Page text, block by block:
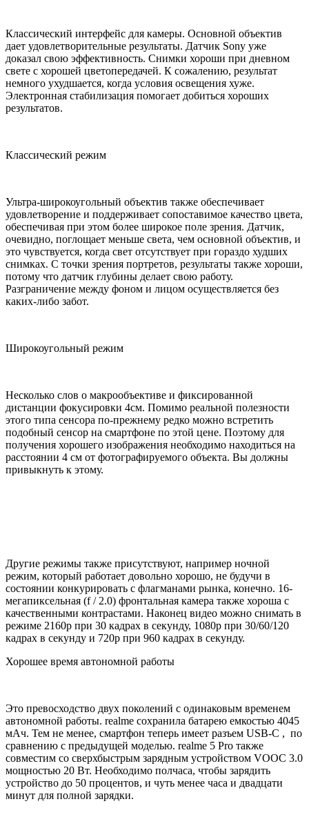
Классический интерфейс для камеры. Основной объектив
дает удовлетворительные результаты. Датчик Sony уже
доказал свою эффективность. Снимки хороши при дневном
свете с хорошей цветопередачей. К сожалению, результат
немного ухудшается, когда условия освещения хуже.
Электронная стабилизация помогает добиться хороших
результатов.
Классический режим
Ультра-широкоугольный объектив также обеспечивает
удовлетворение и поддерживает сопоставимое качество цвета,
обеспечивая при этом более широкое поле зрения. Датчик,
очевидно, поглощает меньше света, чем основной объектив, и
это чувствуется, когда свет отсутствует при гораздо худших
снимках. С точки зрения портретов, результаты также хороши,
потому что датчик глубины делает свою работу.
Разграничение между фоном и лицом осуществляется без
каких-либо забот.
Широкоугольный режим
Несколько слов о макрообъективе и фиксированной
дистанции фокусировки 4см. Помимо реальной полезности
этого типа сенсора по-прежнему редко можно встретить
подобный сенсор на смартфоне по этой цене. Поэтому для
получения хорошего изображения необходимо находиться на
расстоянии 4 см от фотографируемого объекта. Вы должны
привыкнуть к этому.
Другие режимы также присутствуют, например ночной
режим, который работает довольно хорошо, не будучи в
состоянии конкурировать с флагманами рынка, конечно. 16-
мегапиксельная (f / 2.0) фронтальная камера также хороша с
качественными контрастами. Наконец видео можно снимать в
режиме 2160p при 30 кадрах в секунду, 1080p при 30/60/120
кадрах в секунду и 720p при 960 кадрах в секунду.
Хорошее время автономной работы
Это превосходство двух поколений с одинаковым временем
автономной работы. realme сохранила батарею емкостью 4045
мАч. Тем не менее, смартфон теперь имеет разъем USB-C , по
сравнению с предыдущей моделью. realme 5 Pro также
совместим со сверхбыстрым зарядным устройством VOOC 3.0
мощностью 20 Вт. Необходимо полчаса, чтобы зарядить
устройство до 50 процентов, и чуть менее часа и двадцати
минут для полной зарядки.